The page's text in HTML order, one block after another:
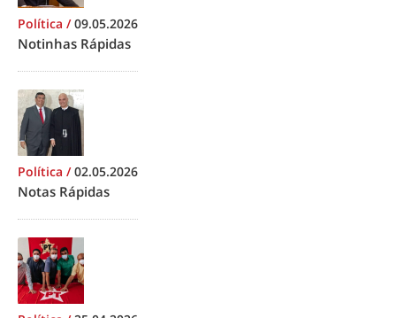
Política /09.05.2026
Notinhas Rápidas
Política /02.05.2026
Notas Rápidas